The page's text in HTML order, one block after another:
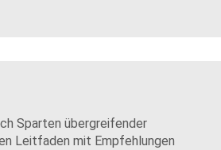
Sparten übergreifender
Leitfaden mit Empfehlungen